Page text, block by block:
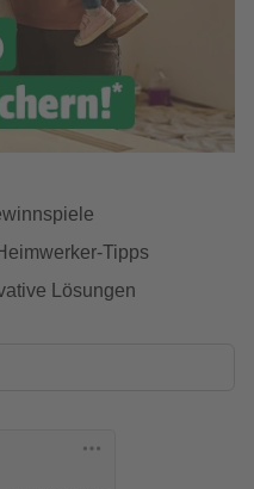
Tipps
Lösungen